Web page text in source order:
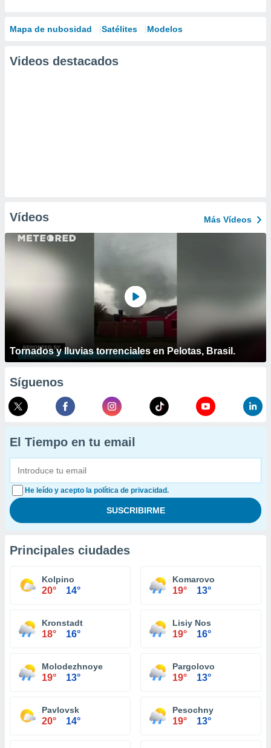
Mapa de nubosidad Satélites Modelos
Videos destacados
Vídeos Más Vídeos
Tornados y lluvias torrenciales en Pelotas, Brasil.
Síguenos
El Tiempo en tu email
He leído y acepto la política de privacidad.
Principales ciudades
Kolpino
20° 14°
Komarovo
19° 13°
Kronstadt
18° 16°
Lisiy Nos
19° 16°
Molodezhnoye
19° 13°
Pargolovo
19° 13°
Pavlovsk
20° 14°
Pesochny
19° 13°